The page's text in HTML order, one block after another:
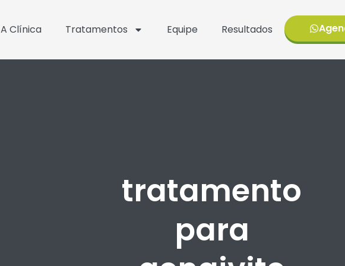
A Clínica Tratamentos Equipe Resultados
tratamento
para